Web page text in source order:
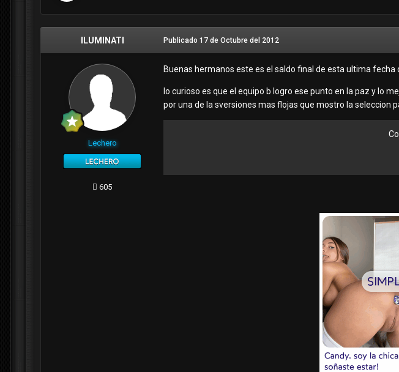
ILUMINATI
Lechero
605
Publicado 17 de Octubre del 2012
Buenas hermanos este es el saldo final de esta ultima
lo curioso es que el equipo b logro ese punto en la paz y lo
por una de la sversiones mas flojas que mostro la seleccion